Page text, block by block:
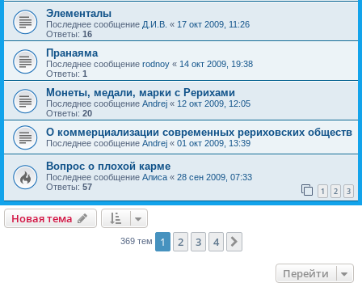
Элементалы
Последнее сообщение Д.И.В. « 17 окт 2009, 11:26
Ответы: 16
Пранаяма
Последнее сообщение rodnoy « 14 окт 2009, 19:38
Ответы: 1
Монеты, медали, марки с Рерихами
Последнее сообщение Andrej « 12 окт 2009, 12:05
Ответы: 20
О коммерциализации современных рериховских обществ
Последнее сообщение Andrej « 01 окт 2009, 13:39
Вопрос о плохой карме
Последнее сообщение Алиса « 28 сен 2009, 07:33
Ответы: 57 1 2 3
Новая тема
369 тем 1 2 3 4
Перейти